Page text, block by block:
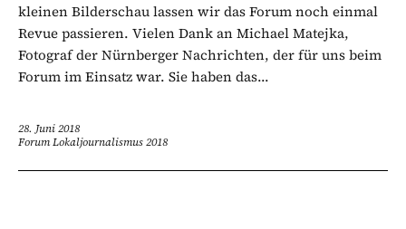
kleinen Bilderschau lassen wir das Forum noch einmal
Revue passieren. Vielen Dank an Michael Matejka,
Fotograf der Nürnberger Nachrichten, der für uns beim
Forum im Einsatz war. Sie haben das...
28. Juni 2018
Forum Lokaljournalismus 2018